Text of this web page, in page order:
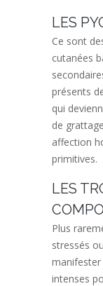
LES
Ce sont
cutanées
présents
qui
de
affection
primitives.
LES
Plus
stressés ou
manifester
intenses